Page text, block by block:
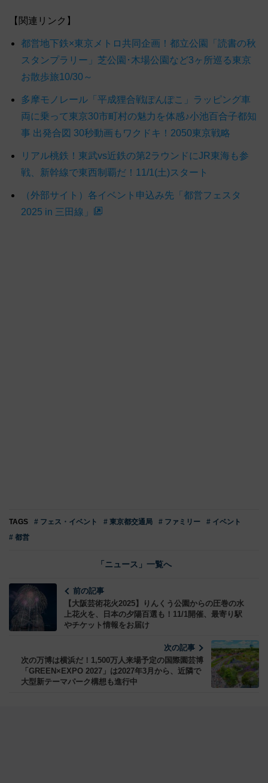
【関連リンク】
都営地下鉄×東京メトロ共同企画！都立公園「読書の秋
スタンプラリー」芝公園･木場公園など3ヶ所巡る東京
お散歩旅10/30～
多摩モノレール「平成狸合戦ぽんぽこ」ラッピング車
両に乗って東京30市町村の魅力を体感♪小池百合子都知
事 出発合図 30秒動画もワクドキ！2050東京戦略
リアル桃鉄！東武vs近鉄の第2ラウンドにJR東海も参
戦、新幹線で東西制覇だ！11/1(土)スタート
（外部サイト）各イベント申込み先「都営フェスタ
2025 in 三田線」
TAGS # フェス・イベント # 東京都交通局 # ファミリー
# イベント
# 都営
「ニュース」一覧へ
前の記事
【大阪芸術花火2025】りんくう公園からの圧巻の水
上花火を、日本の夕陽百選も！11/1開催、最寄り駅
やチケット情報をお届け
次の記事
次の万博は横浜だ！1,500万人来場予定の国際園芸博
「GREEN×EXPO 2027」は2027年3月から、近隣で
大型新テーマパーク構想も進行中